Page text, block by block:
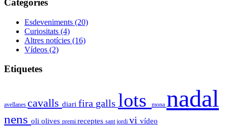
Categoríes
Esdeveniments (20)
Curiositats (4)
Altres notícies (16)
Vídeos (2)
Etiquetes
avellanes cavalls diari fira galls lots mona nadal
nens oli olives premi receptes sant jordi vi vídeo